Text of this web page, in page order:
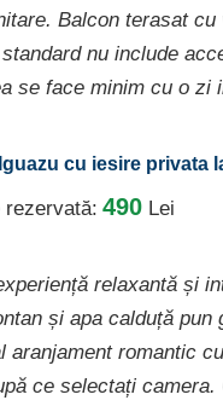
Balcon terasat
nu include
se face minim cu o zi
cu iesire privata
rezervată: 490 Lei
relaxantă și
și apa calduță
aranjament romantic
ce selectați